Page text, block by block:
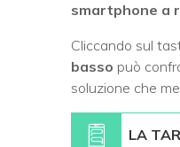
smartphone a
Cliccando sul
basso può
soluzione che
LA